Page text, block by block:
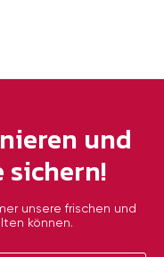
und
unsere frischen und
können.